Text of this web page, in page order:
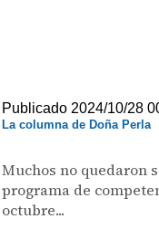
Publicado 2024/10/28
La columna de Doña Perla
Muchos no quedaron
programa de
octubre...